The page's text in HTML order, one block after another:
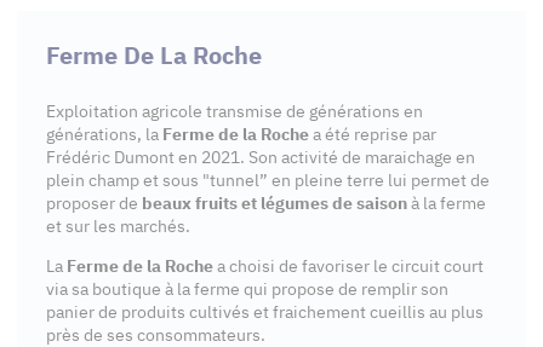
Ferme De La Roche
Exploitation agricole transmise de générations en
générations, la Ferme de la Rochea été reprise par
Frédéric Dumont en 2021. Son activité de maraichage en
plein champ et sous "tunnel” en pleine terre lui permet de
proposer de beaux fruits et légumes de saisonà la ferme
et sur les marchés.
La Ferme de la Rochea choisi de favoriser le circuit court
via sa boutique à la ferme qui propose de remplir son
panier de produits cultivés et fraichement cueillis au plus
près de ses consommateurs.